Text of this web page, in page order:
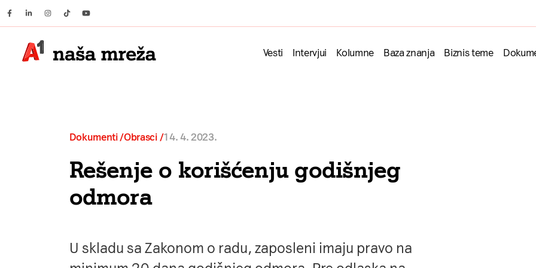
Facebook
LinkedinInstagram
TiktokYoutube
Vesti Intervjui Kolumne Baza znanja Biznis teme
Dokumenti /Obrasci 14. 4. 2023.
Rešenje o korišćenju godišnjeg
odmora
U skladu sa Zakonom o radu, zaposleni imaju pravo na